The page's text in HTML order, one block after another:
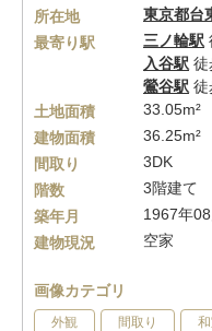
所在地 東京都台
最寄り駅
三ノ輪駅
入谷駅 徒
鶯谷駅 徒
土地面積
33.05m²
建物面積
36.25m²
間取り
3DK
階数
3階建て
築年月
1967年
建物現況
空家
画像カテゴリ
外観 間取り